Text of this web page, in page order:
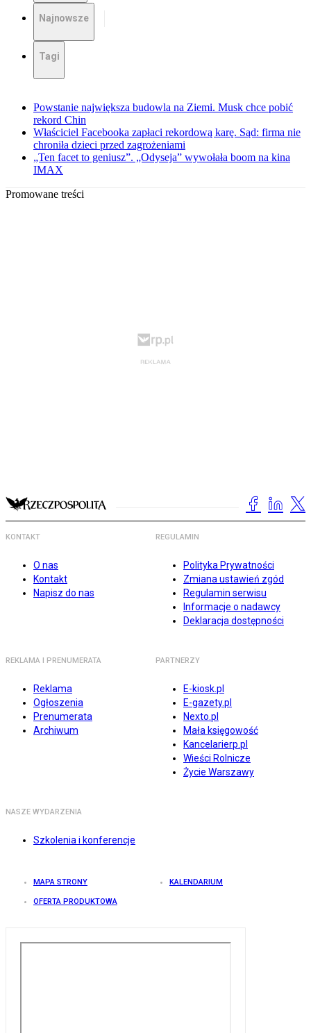
Najnowsze
Tagi
Powstanie największa budowla na Ziemi. Musk chce pobić
rekord Chin
Właściciel Facebooka zapłaci rekordową karę. Sąd: firma nie
chroniła dzieci przed zagrożeniami
„Ten facet to geniusz”. „Odyseja” wywołała boom na kina
IMAX
Promowane treści
KONTAKT
O nas
Kontakt
Napisz do nas
REGULAMIN
Polityka Prywatności
Zmiana ustawień zgód
Regulamin serwisu
Informacje o nadawcy
Deklaracja dostępności
REKLAMA I PRENUMERATA
Reklama
Ogłoszenia
Prenumerata
Archiwum
PARTNERZY
E-kiosk.pl
E-gazety.pl
Nexto.pl
Mała księgowość
Kancelarierp.pl
Wieści Rolnicze
Życie Warszawy
NASZE WYDARZENIA
Szkolenia i konferencje
MAPA STRONY KALENDARIUM
OFERTA PRODUKTOWA